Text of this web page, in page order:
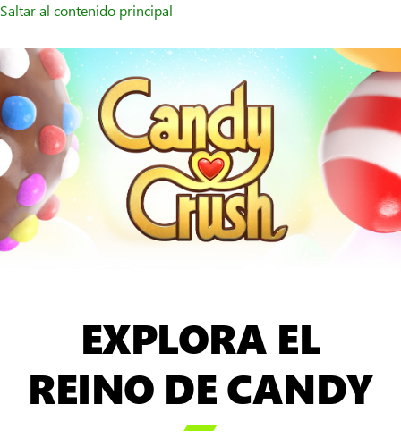
Saltar al contenido principal
EXPLORA EL
REINO DE CANDY
